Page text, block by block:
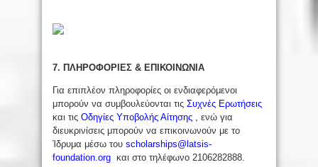
7. ΠΛΗΡΟΦΟΡΙΕΣ & ΕΠΙΚΟΙΝΩΝΙΑ
Για επιπλέον πληροφορίες οι ενδιαφερόμενοι
μπορούν να συμβουλεύονται τις Συχνές Ερωτήσεις
και τις Οδηγίες Υποβολής Αίτησης
ενώ για
διευκρινίσεις μπορούν να επικοινωνούν με το
Ίδρυμα μέσω του scholarships@latsis-
foundation.org και στο τηλέφωνο 2106282888.